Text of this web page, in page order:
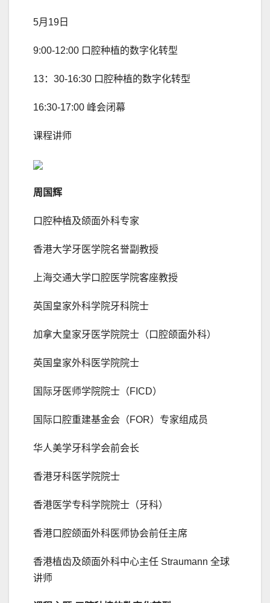
5月19日
9:00-12:00 口腔种植的数字化转型
13：30-16:30 口腔种植的数字化转型
16:30-17:00 峰会闭幕
课程讲师
周国辉
口腔种植及颌面外科专家
香港大学牙医学院名誉副教授
上海交通大学口腔医学院客座教授
英国皇家外科学院牙科院士
加拿大皇家牙医学院院士（口腔颌面外科）
英国皇家外科医学院院士
国际牙医师学院院士（FICD）
国际口腔重建基金会（FOR）专家组成员
华人美学牙科学会前会长
香港牙科医学院院士
香港医学专科学院院士（牙科）
香港口腔颌面外科医师协会前任主席
香港植齿及颌面外科中心主任 Straumann 全球
讲师